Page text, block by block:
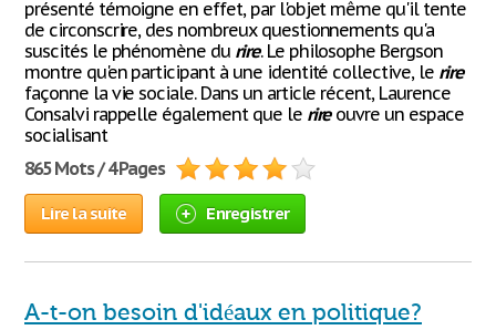
présenté témoigne en effet, par l'objet même qu'il tente
de circonscrire, des nombreux questionnements qu'a
suscités le phénomène du rire. Le philosophe Bergson
montre qu'en participant à une identité collective, le rire
façonne la vie sociale. Dans un article récent, Laurence
Consalvi rappelle également que le rireouvre un espace
socialisant
865 Mots / 4 Pages
Lire la suite Enregistrer
A-t-on besoin d'idéaux en politique?